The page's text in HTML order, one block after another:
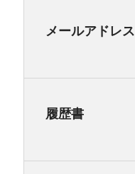
メールアドレス
履歴書